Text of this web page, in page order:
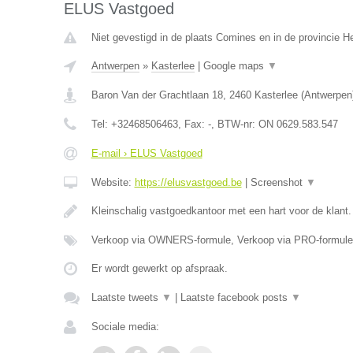
ELUS Vastgoed
Niet gevestigd in de plaats Comines en in de provincie
Antwerpen» Kasterlee| Google maps ▼
Baron Van der Grachtlaan 18, 2460 Kasterlee(Antwerpen
Tel: +32468506463, Fax: -, BTW-nr: ON 0629.583.547
E-mail › ELUS Vastgoed
Website: https://elusvastgoed.be| Screenshot ▼
Kleinschalig vastgoedkantoor met een hart voor de
Verkoop via OWNERS-formule, Verkoop via PRO-
Er wordt gewerkt op afspraak.
Laatste tweets ▼ Laatste facebook posts ▼
Sociale media: